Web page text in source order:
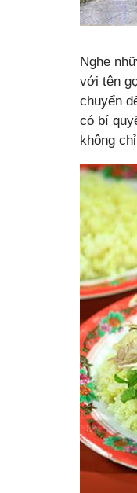
Nghe
với tên
chuyển
có bí
không